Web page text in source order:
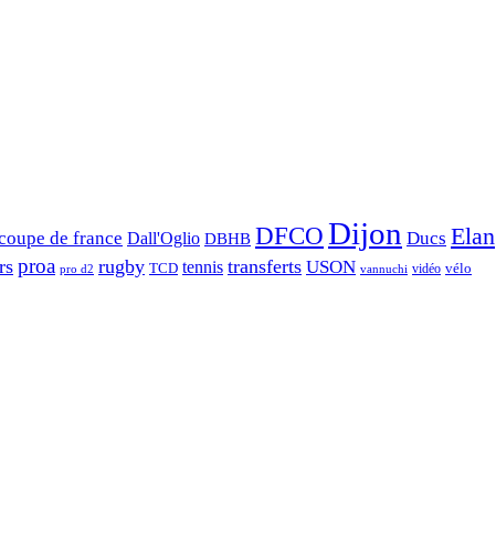
de france Dall'Oglio DBHB DFCODijon Ducs Elan
proa pro d2 rugby TCD tennis transferts USON vannuchi vidéo vélo